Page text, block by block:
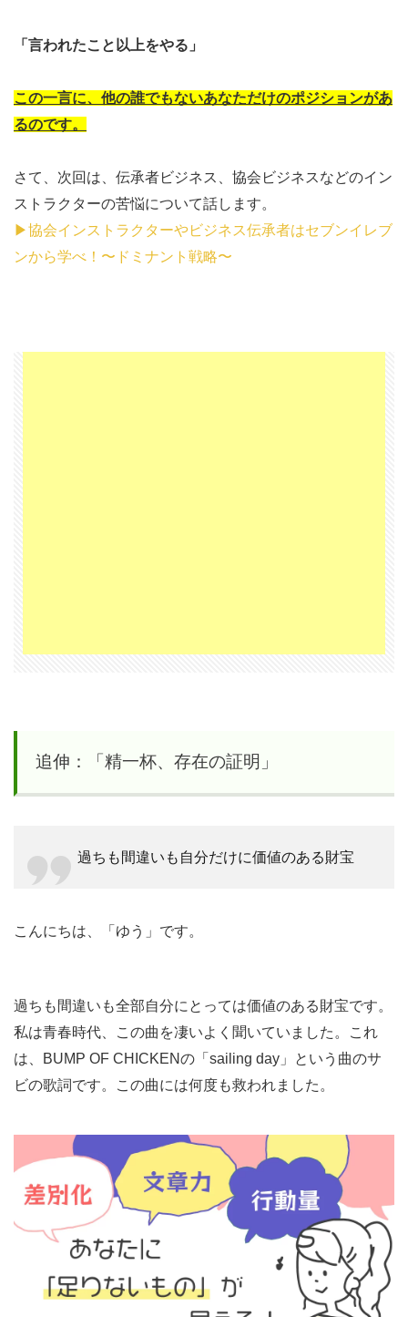
「言われたこと以上をやる」
この一言に、他の誰でもないあなただけのポジションがあ
るのです。
さて、次回は、伝承者ビジネス、協会ビジネスなどのイン
ストラクターの苦悩について話します。
▶協会インストラクターやビジネス伝承者はセブンイレブ
ンから学べ！〜ドミナント戦略〜
追伸：「精一杯、存在の証明」
過ちも間違いも自分だけに価値のある財宝
こんにちは、「ゆう」です。
過ちも間違いも全部自分にとっては価値のある財宝です。
私は青春時代、この曲を凄いよく聞いていました。これ
は、BUMP OF CHICKENの「sailing day」という曲のサ
ビの歌詞です。この曲には何度も救われました。